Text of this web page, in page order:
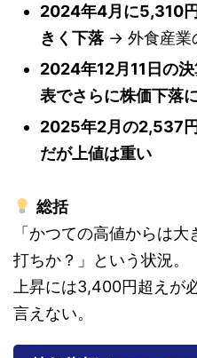
2024年4月に5,310
きく下落→ 外食産業
2024年12月11日の
表でさらに株価下落
2025年2月の2,537
だが上値は重い
総括
「かつての高値からは
打ちか？」という状況。
上昇には3,400円超えが
言えない。